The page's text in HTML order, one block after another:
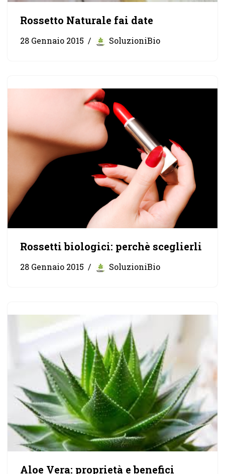
Rossetto Naturale fai date
28 Gennaio 2015 SoluzioniBio
Rossetti biologici: perchè sceglierli
28 Gennaio 2015 SoluzioniBio
Aloe Vera: proprietà e benefici